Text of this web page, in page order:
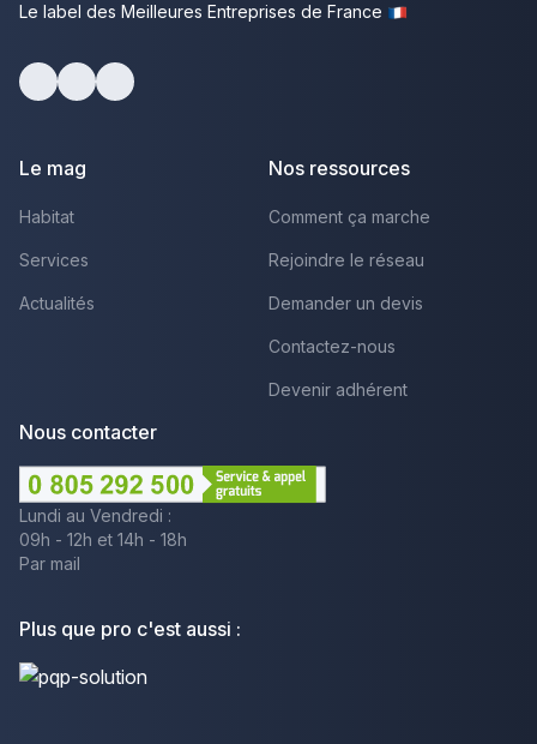
Le label des Meilleures Entreprises de France
Le mag
Habitat
Services
Actualités
Nos ressources
Comment ça marche
Rejoindre le réseau
Demander un devis
Contactez-nous
Devenir adhérent
Nous contacter
Lundi au Vendredi :
09h - 12h et 14h - 18h
Par mail
Plus que pro c'est aussi :